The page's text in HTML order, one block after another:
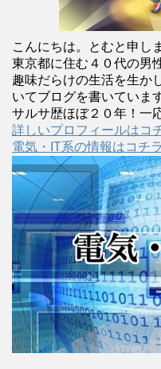
こんにちは。とむと申し
東京都に住む４０代の男
趣味だらけの生活を生か
いてブログを書いていま
サルサ歴ほぼ２０年！一
詳しいプロフィールはコ
電気・IT系の情報はコチ